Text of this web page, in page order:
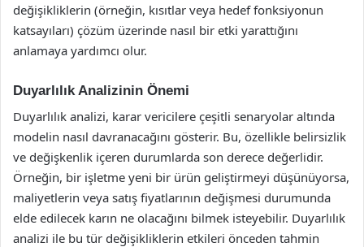
değişikliklerin (örneğin, kısıtlar veya hedef fonksiyonun
katsayıları) çözüm üzerinde nasıl bir etki yarattığını
anlamaya yardımcı olur.
Duyarlılık Analizinin Önemi
Duyarlılık analizi, karar vericilere çeşitli senaryolar altında
modelin nasıl davranacağını gösterir. Bu, özellikle belirsizlik
ve değişkenlik içeren durumlarda son derece değerlidir.
Örneğin, bir işletme yeni bir ürün geliştirmeyi düşünüyorsa,
maliyetlerin veya satış fiyatlarının değişmesi durumunda
elde edilecek karın ne olacağını bilmek isteyebilir. Duyarlılık
analizi ile bu tür değişikliklerin etkileri önceden tahmin